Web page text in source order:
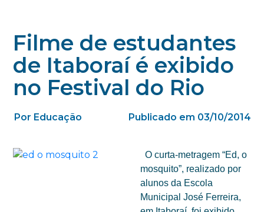
Filme de estudantes
de Itaboraí é exibido
no Festival do Rio
Por Educação Publicado em 03/10/2014
O curta-metragem “Ed, o
mosquito”, realizado por
alunos da Escola
Municipal José Ferreira,